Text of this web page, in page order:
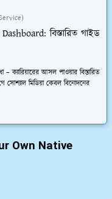
বিস্তারিত গাইড
ক্যারিয়ারের আসল পাওয়ার বিস্তারিত
সোশ্যাল মিডিয়া কেবল বিনোদনের
Own Native